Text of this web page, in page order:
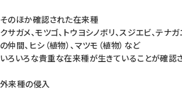
そのほか確認された在来種
クサガメ、モツゴ、トウヨシノボリ、スジエビ、テナ
の仲間、ヒシ（植物）、マツモ（植物）など
いろいろな貴重な在来種が生きていることが確認
外来種の侵入